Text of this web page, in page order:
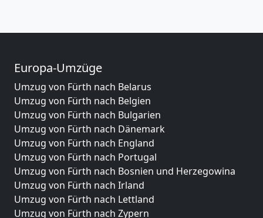
Europa-Umzüge
Umzug von Fürth nach Belarus
Umzug von Fürth nach Belgien
Umzug von Fürth nach Bulgarien
Umzug von Fürth nach Dänemark
Umzug von Fürth nach England
Umzug von Fürth nach Portugal
Umzug von Fürth nach Bosnien und Herzegowina
Umzug von Fürth nach Irland
Umzug von Fürth nach Lettland
Umzug von Fürth nach Zypern